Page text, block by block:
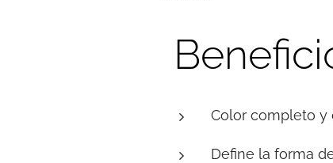
Color completo y
Define la forma